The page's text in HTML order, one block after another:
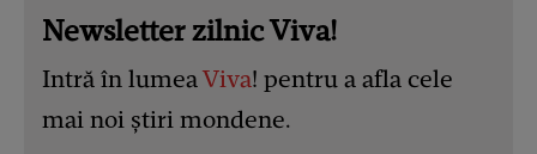
Newsletter zilnic Viva!
Intră în lumeaViva! pentru a afla cele
mai noi știri mondene.